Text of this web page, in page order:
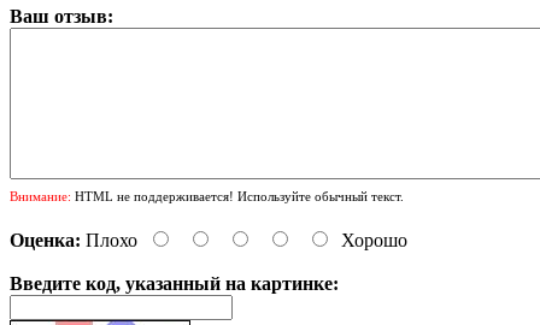
Ваш отзыв:
Внимание: HTML не поддерживается! Используйте обычный текст.
Оценка: Плохо Хорошо
Введите код, указанный на картинке: